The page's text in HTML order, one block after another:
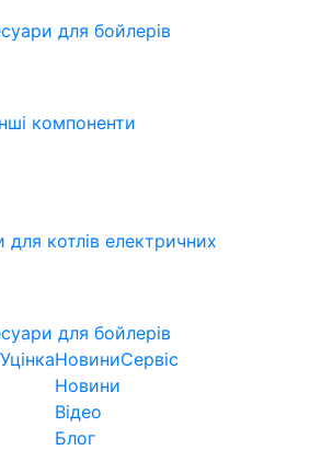
для бойлерів
компоненти
для котлів електричних
для бойлерів
УцінкаНовини
Новини
Відео
Блог
Сервіс